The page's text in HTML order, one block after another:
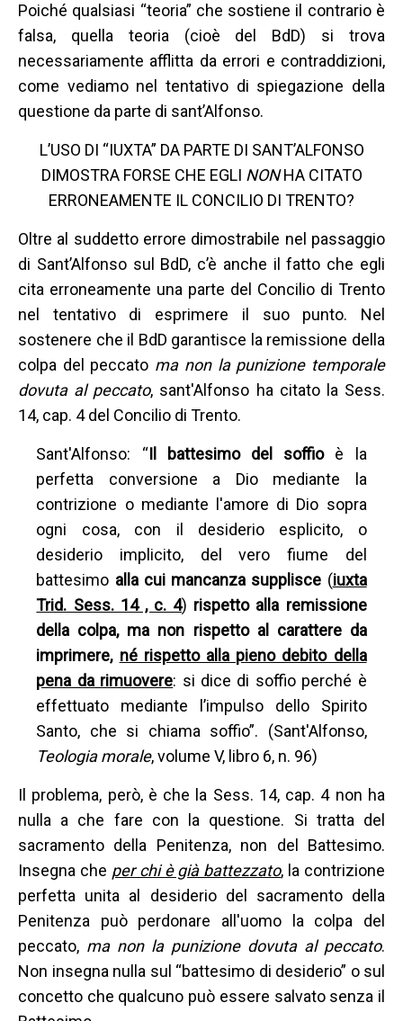
Poiché qualsiasi “teoria” che sostiene il contrario è
falsa, quella teoria (cioè del BdD) si trova
necessariamente afflitta da errori e contraddizioni,
come vediamo nel tentativo di spiegazione della
questione da parte di sant’Alfonso.
L’USO DI “IUXTA” DA PARTE DI SANT’ALFONSO
DIMOSTRA FORSE CHE EGLI NONHA CITATO
ERRONEAMENTE IL CONCILIO DI TRENTO?
Oltre al suddetto errore dimostrabile nel passaggio
di Sant’Alfonso sul BdD, c’è anche il fatto che egli
cita erroneamente una parte del Concilio di Trento
nel tentativo di esprimere il suo punto. Nel
sostenere che il BdD garantisce la remissione della
colpa del peccato ma non la punizione temporale
dovuta al peccato, sant'Alfonso ha citato la Sess.
14, cap. 4 del Concilio di Trento.
Sant'Alfonso: “Il battesimo del soffioè la
perfetta conversione a Dio mediante la
contrizione o mediante l'amore di Dio sopra
ogni cosa, con il desiderio esplicito, o
desiderio implicito, del vero fiume del
battesimo alla cui mancanza supplisce (iuxta
Trid. Sess. 14 , c. 4) rispetto alla remissione
della colpa, ma non rispetto al carattere da
imprimere, né rispetto alla pieno debito della
pena da rimuovere: si dice di soffio perché è
effettuato mediante l’impulso dello Spirito
Santo, che si chiama soffio”. (Sant'Alfonso,
Teologia morale, volume V, libro 6, n. 96)
Il problema, però, è che la Sess. 14, cap. 4 non ha
nulla a che fare con la questione. Si tratta del
sacramento della Penitenza, non del Battesimo.
Insegna che per chi è già battezzato, la contrizione
perfetta unita al desiderio del sacramento della
Penitenza può perdonare all'uomo la colpa del
peccato, ma non la punizione dovuta al peccato.
Non insegna nulla sul “battesimo di desiderio” o sul
concetto che qualcuno può essere salvato senza il